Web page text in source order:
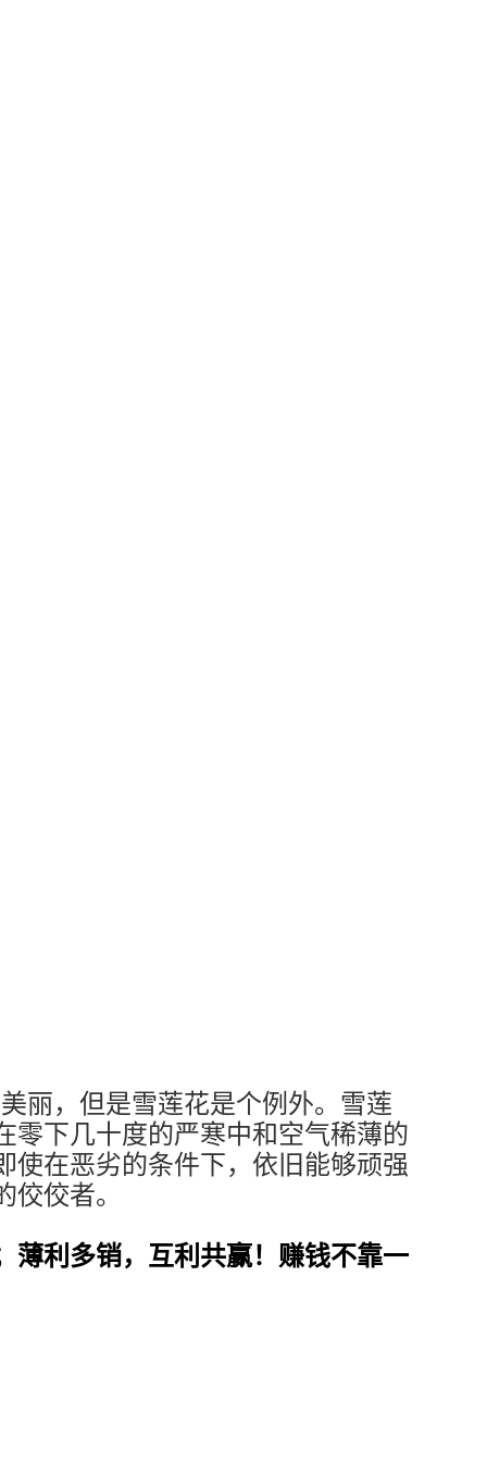
丽，但是雪莲花是个例外。雪莲
零下几十度的严寒中和空气稀薄的
使在恶劣的条件下，依旧能够顽强
佼者。
薄利多销，互利共赢！赚钱不靠一